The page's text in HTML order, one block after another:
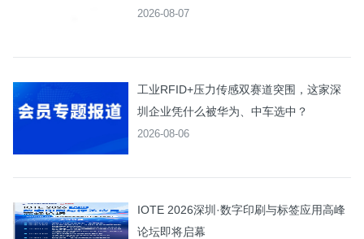
2026-08-07
工业RFID+压力传感双赛道突围，这家深
圳企业凭什么被华为、中车选中？
2026-08-06
IOTE 2026深圳·数字印刷与标签应用高峰
论坛即将启幕